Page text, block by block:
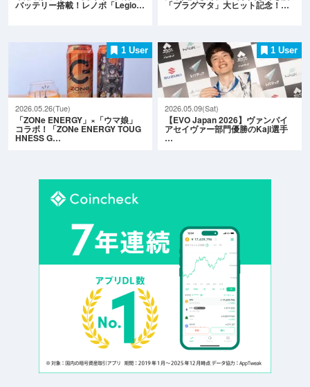
バッテリー搭載！レノボ「Legio… 「プラグマタ」大ヒット記念！…
1 User
2026.05.26(Tue)
「ZONe ENERGY」×「ウマ娘」
コラボ！「ZONe ENERGY TOUG
HNESS G…
1 User
2026.05.09(Sat)
【EVO Japan 2026】ヴァンパイ
アセイヴァー部門優勝のKaji選手
…